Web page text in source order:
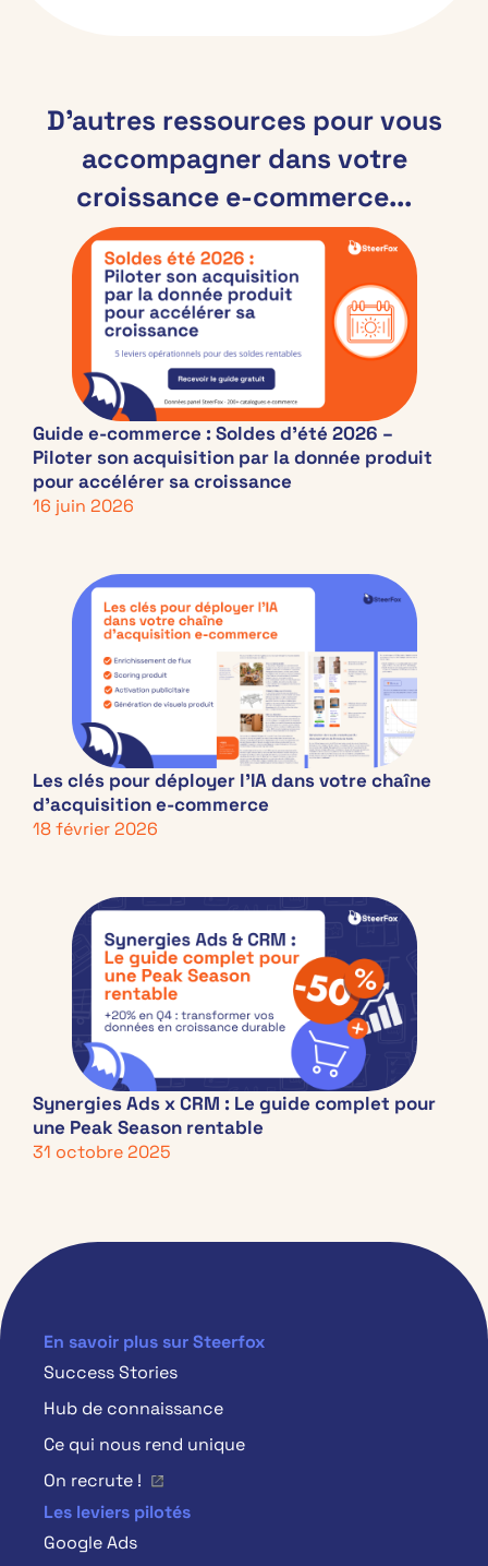
D’autres ressources pour vous
accompagner dans votre
croissance e-commerce...
Guide e-commerce : Soldes d’été 2026 –
Piloter son acquisition par la donnée produit
pour accélérer sa croissance
16 juin 2026
Les clés pour déployer l’IA dans votre chaîne
d’acquisition e-commerce
18 février 2026
Synergies Ads x CRM : Le guide complet pour
une Peak Season rentable
31 octobre 2025
En savoir plus sur Steerfox
Success Stories
Hub de connaissance
Ce qui nous rend unique
On recrute !
Les leviers pilotés
Google Ads